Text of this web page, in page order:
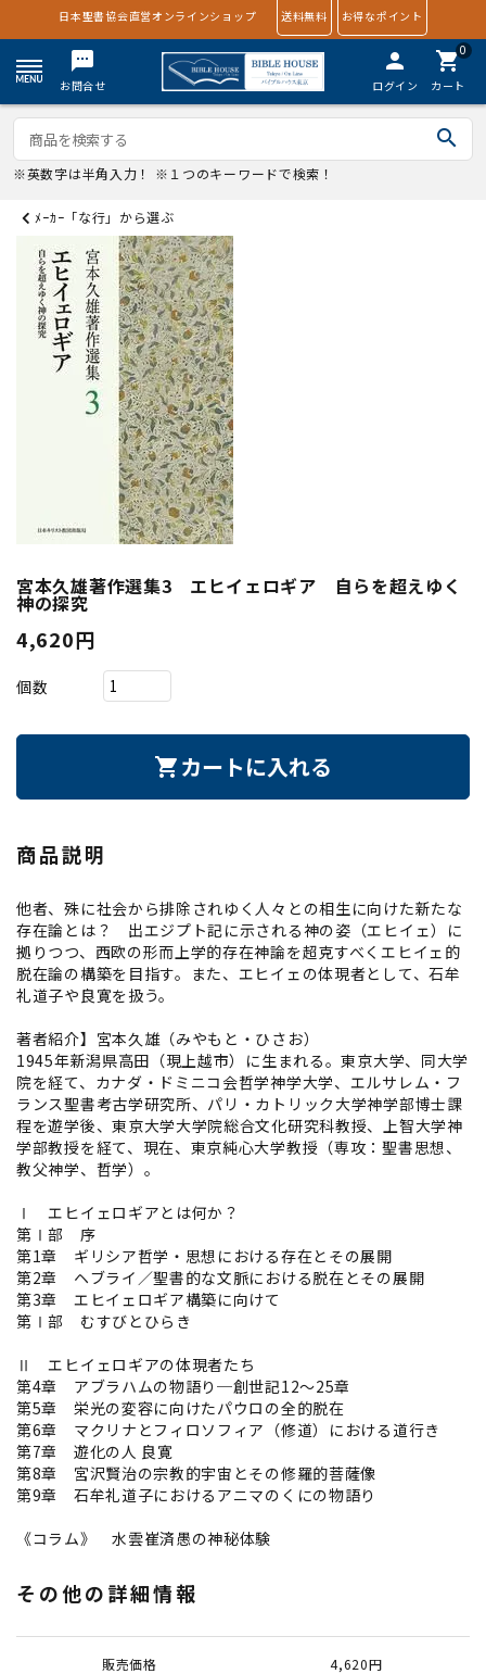
日本聖書協会直営オンラインショップ 送料無料 お得なポイント
textsms
お問合せ
person
ログイン
0
shopping_cart
カート
search
※英数字は半角入力！ ※１つのキーワードで検索！
ﾒｰｶｰ「な行」から選ぶ
宮本久雄著作選集3 エヒイェロギア 自らを超えゆく
神の探究
4,620円
個数
shopping_cart カートに入れる
商品説明
他者、殊に社会から排除されゆく人々との相生に向けた新たな
存在論とは？ 出エジプト記に示される神の姿（エヒイェ）に
拠りつつ、西欧の形而上学的存在神論を超克すべくエヒイェ的
脱在論の構築を目指す。また、エヒイェの体現者として、石牟
礼道子や良寛を扱う。
著者紹介】宮本久雄（みやもと・ひさお）
1945年新潟県高田（現上越市）に生まれる。東京大学、同大学
院を経て、カナダ・ドミニコ会哲学神学大学、エルサレム・フ
ランス聖書考古学研究所、パリ・カトリック大学神学部博士課
程を遊学後、東京大学大学院総合文化研究科教授、上智大学神
学部教授を経て、現在、東京純心大学教授（専攻：聖書思想、
教父神学、哲学）。
Ⅰ エヒイェロギアとは何か？
第Ⅰ部 序
第1章 ギリシア哲学・思想における存在とその展開
第2章 ヘブライ／聖書的な文脈における脱在とその展開
第3章 エヒイェロギア構築に向けて
第Ⅰ部 むすびとひらき
Ⅱ エヒイェロギアの体現者たち
第4章 アブラハムの物語り─創世記12〜25章
第5章 栄光の変容に向けたパウロの全的脱在
第6章 マクリナとフィロソフィア（修道）における道行き
第7章 遊化の人 良寛
第8章 宮沢賢治の宗教的宇宙とその修羅的菩薩像
第9章 石牟礼道子におけるアニマのくにの物語り
《コラム》 水雲崔済愚の神秘体験
その他の詳細情報
販売価格 4,620円